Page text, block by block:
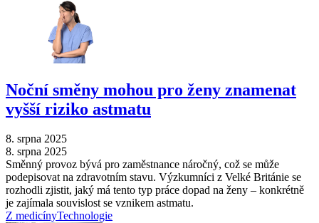
Noční směny mohou pro ženy znamenat
vyšší riziko astmatu
8. srpna 2025
8. srpna 2025
Směnný provoz bývá pro zaměstnance náročný, což se může
podepisovat na zdravotním stavu. Výzkumníci z Velké Británie se
rozhodli zjistit, jaký má tento typ práce dopad na ženy –⁠ konkrétně
je zajímala souvislost se vznikem astmatu.
Z medicínyTechnologie